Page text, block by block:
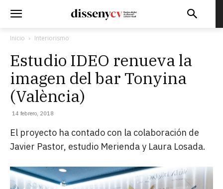
Inicio Interiorismo
Estudio IDEO renueva la
imagen del bar Tonyina
(València)
14 febrero, 2018
El proyecto ha contado con la colaboración de
Javier Pastor, estudio Merienda y Laura Losada.